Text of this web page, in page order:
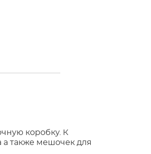
коробку. К
а также мешочек для